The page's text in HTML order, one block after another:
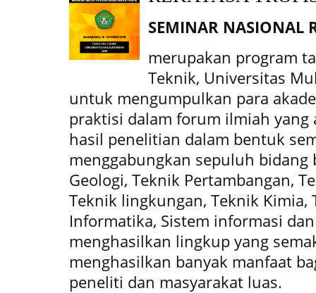
SEMINAR NASIONAL
merupakan program
Teknik, Universitas
untuk mengumpulkan para
praktisi dalam forum ilmiah yang
hasil penelitian dalam bentuk
menggabungkan sepuluh bidang
Geologi, Teknik Pertambangan,
Teknik lingkungan, Teknik Kimia,
Informatika, Sistem informasi
menghasilkan lingkup yang
menghasilkan banyak manfaat
peneliti dan masyarakat luas.